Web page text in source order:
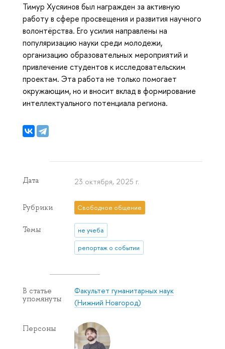
Тимур Хусяинов был награжден за активную
работу в сфере просвещения и развития научного
волонтёрства. Его усилия направлены на
популяризацию науки среди молодежи,
организацию образовательных мероприятий и
привлечение студентов к исследовательским
проектам. Эта работа не только помогает
окружающим, но и вносит вклад в формирование
интеллектуального потенциала региона.
Дата 23 октября, 2025 г.
Рубрики Свободное общение
Темы не учеба
репортаж о событии
В статье
упомянуты
Факультет гуманитарных наук
(Нижний Новгород)
Персоны